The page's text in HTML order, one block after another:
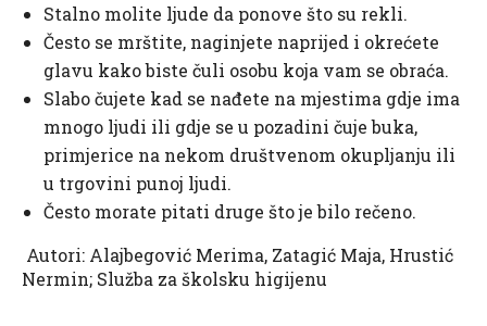
Stalno molite ljude da ponove što su rekli.
Često se mrštite, naginjete naprijed i okrećete
glavu kako biste čuli osobu koja vam se obraća.
Slabo čujete kad se nađete na mjestima gdje ima
mnogo ljudi ili gdje se u pozadini čuje buka,
primjerice na nekom društvenom okupljanju ili
u trgovini punoj ljudi.
Često morate pitati druge što je bilo rečeno.
Autori: Alajbegović Merima, Zatagić Maja, Hrustić
Nermin; Služba za školsku higijenu